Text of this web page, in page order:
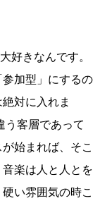
好きなんです。
加型」にするの
対に入れま
う客層であって
始まれば、そこ
楽は人と人とを
い雰囲気の時こ